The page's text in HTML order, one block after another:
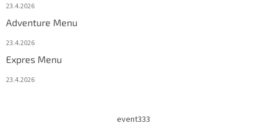
23.4.2026
Adventure Menu
23.4.2026
Expres Menu
23.4.2026
event333